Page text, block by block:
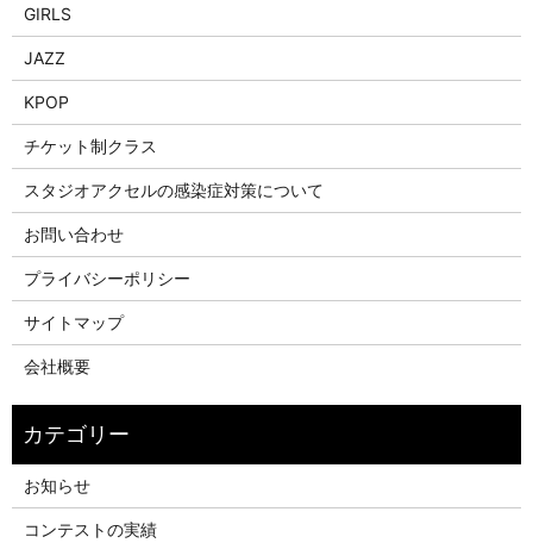
GIRLS
JAZZ
KPOP
チケット制クラス
スタジオアクセルの感染症対策について
お問い合わせ
プライバシーポリシー
サイトマップ
会社概要
お知らせ
コンテストの実績